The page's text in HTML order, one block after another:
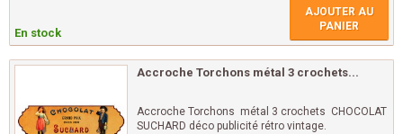
En stock
AJOUTER AU
PANIER
Accroche Torchons métal 3 crochets...
Accroche Torchons métal 3 crochets CHOCOLAT
SUCHARD déco publicité rétro vintage.